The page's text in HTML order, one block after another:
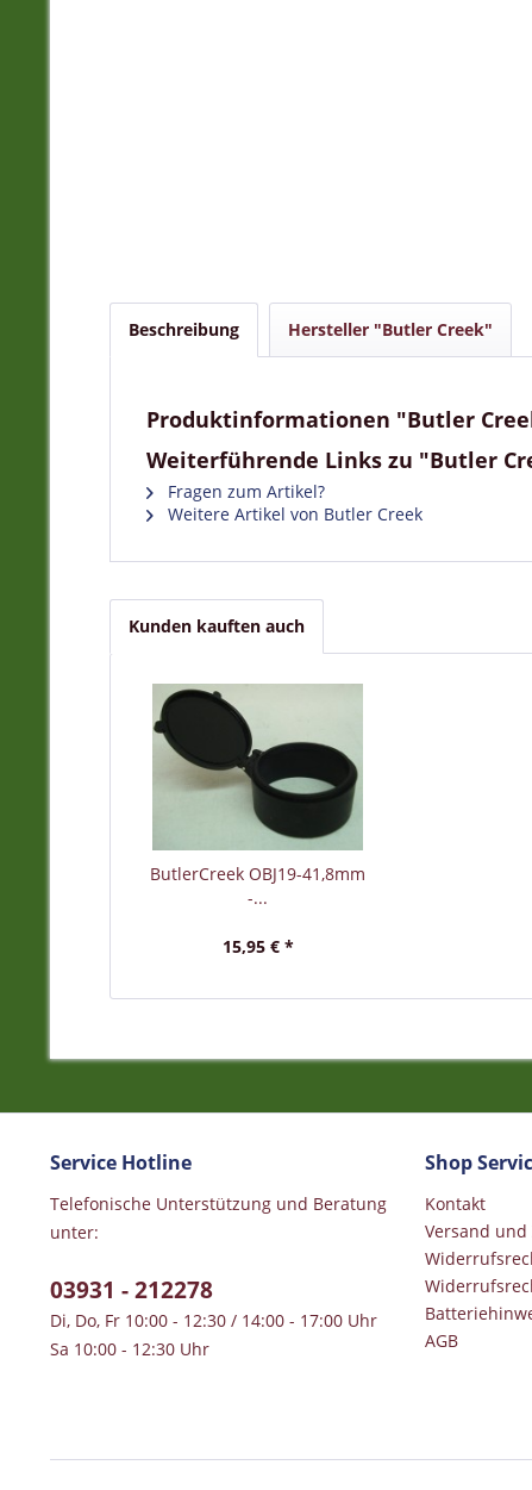
Beschreibung Hersteller "Butler Creek"
Produktinformationen "Butler
Weiterführende Links zu "Butler
Fragen zum Artikel?
Weitere Artikel von Butler Creek
Kunden kauften auch
ButlerCreek OBJ19-41,8mm
-...
15,95 € *
Service Hotline
Telefonische Unterstützung und Beratung
unter:
03931 - 212278
Di, Do, Fr 10:00 - 12:30 / 14:00 - 17:00 Uhr
Sa 10:00 - 12:30 Uhr
Shop
Kontakt
Versand
AGB